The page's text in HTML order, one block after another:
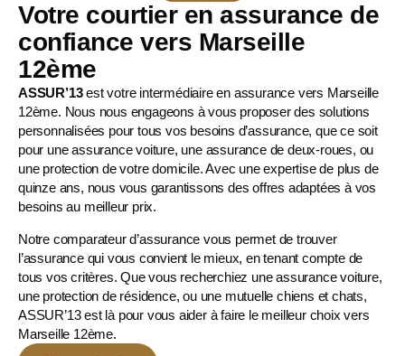
Votre courtier en assurance de
confiance vers Marseille
12ème
ASSUR’13est votre intermédiaire en assurance vers Marseille
12ème. Nous nous engageons à vous proposer des solutions
personnalisées pour tous vos besoins d’assurance, que ce soit
pour uneassurance voiture, une assurance de deux-roues, ou
une protection de votre domicile. Avec une expertise de plus de
quinze ans, nous vous garantissons des offres adaptées à vos
besoins au meilleur prix.
Notre comparateur d’assurance vous permet de trouver
l’assurance qui vous convient le mieux, en tenant compte de
tous vos critères. Que vous recherchiez une assurance voiture,
une protection de résidence, ou une mutuelle chiens et chats,
ASSUR’13 est là pour vous aider à faire le meilleur choix vers
Marseille 12ème.